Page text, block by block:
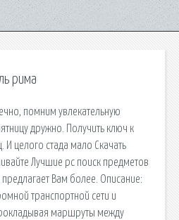
рима
помним увлекательную
дружно. Получить ключ к
И целого стада мало Скачать
Лучшие pc поиск предметов
Вам более. Описание:
транспортной сети и
маршруты между